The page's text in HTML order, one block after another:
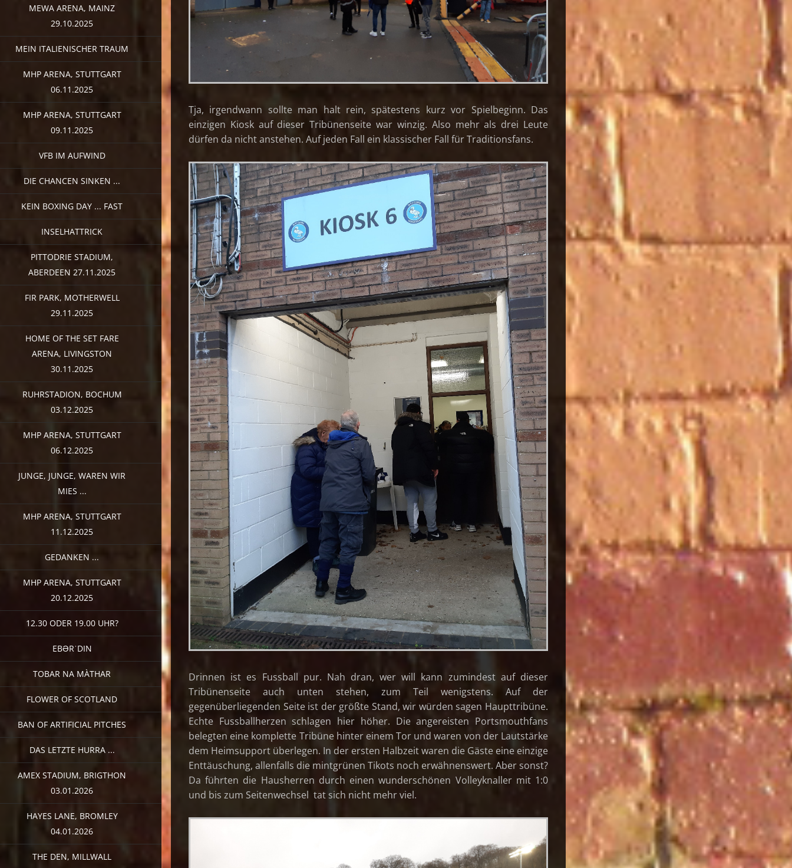
MEWA ARENA, MAINZ
29.10.2025
MEIN ITALIENISCHER TRAUM
MHP ARENA, STUTTGART
06.11.2025
MHP ARENA, STUTTGART
09.11.2025
VFB IM AUFWIND
DIE CHANCEN SINKEN ...
KEIN BOXING DAY ... FAST
INSELHATTRICK
PITTODRIE STADIUM,
ABERDEEN 27.11.2025
FIR PARK, MOTHERWELL
29.11.2025
HOME OF THE SET FARE
ARENA, LIVINGSTON
30.11.2025
RUHRSTADION, BOCHUM
03.12.2025
MHP ARENA, STUTTGART
06.12.2025
JUNGE, JUNGE, WAREN WIR
MIES ...
MHP ARENA, STUTTGART
11.12.2025
GEDANKEN ...
MHP ARENA, STUTTGART
20.12.2025
12.30 ODER 19.00 UHR?
EBƏRˈDIN
TOBAR NA MÀTHAR
FLOWER OF SCOTLAND
BAN OF ARTIFICIAL PITCHES
DAS LETZTE HURRA ...
AMEX STADIUM, BRIGTHON
03.01.2026
HAYES LANE, BROMLEY
04.01.2026
THE DEN, MILLWALL
Tja, irgendwann sollte man halt rein, spätestens kurz vor Spielbeginn. Das
einzigen Kiosk auf dieser Tribünenseite war winzig. Also mehr als drei Leute
dürfen da nicht anstehen. Auf jeden Fall ein klassischer Fall für Traditionsfans.
Drinnen ist es Fussball pur. Nah dran, wer will kann zumindest auf dieser
Tribünenseite auch unten stehen, zum Teil wenigstens. Auf der
gegenüberliegenden Seite ist der größte Stand, wir würden sagen Haupttribüne.
Echte Fussballherzen schlagen hier höher. Die angereisten Portsmouthfans
belegten eine komplette Tribüne hinter einem Tor und waren von der Lautstärke
dem Heimsupport überlegen. In der ersten Halbzeit waren die Gäste eine einzige
Enttäuschung, allenfalls die mintgrünen Tikots noch erwähnenswert. Aber sonst?
Da führten die Hausherren durch einen wunderschönen Volleyknaller mit 1:0
und bis zum Seitenwechsel tat sich nicht mehr viel.